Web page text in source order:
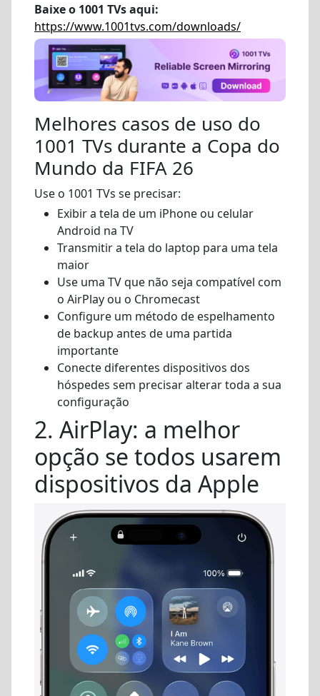
Baixe o 1001 TVs aqui:
https://www.1001tvs.com/downloads/
Melhores casos de uso do
1001 TVs durante a Copa do
Mundo da FIFA 26
Use o 1001 TVs se precisar:
Exibir a tela de um iPhone ou celular
Android na TV
Transmitir a tela do laptop para uma tela
maior
Use uma TV que não seja compatível com
o AirPlay ou o Chromecast
Configure um método de espelhamento
de backup antes de uma partida
importante
Conecte diferentes dispositivos dos
hóspedes sem precisar alterar toda a sua
configuração
2. AirPlay: a melhor
opção se todos usarem
dispositivos da Apple